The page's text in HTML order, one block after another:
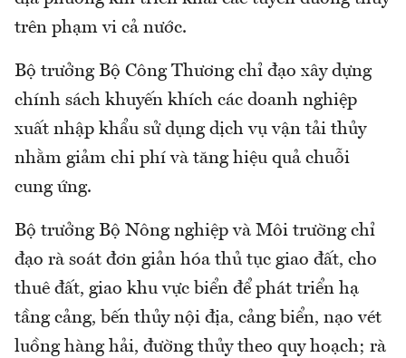
trên phạm vi cả nước.
Bộ trưởng Bộ Công Thương chỉ đạo xây dựng
chính sách khuyến khích các doanh nghiệp
xuất nhập khẩu sử dụng dịch vụ vận tải thủy
nhằm giảm chi phí và tăng hiệu quả chuỗi
cung ứng.
Bộ trưởng Bộ Nông nghiệp và Môi trường chỉ
đạo rà soát đơn giản hóa thủ tục giao đất, cho
thuê đất, giao khu vực biển để phát triển hạ
tầng cảng, bến thủy nội địa, cảng biển, nạo vét
luồng hàng hải, đường thủy theo quy hoạch; rà